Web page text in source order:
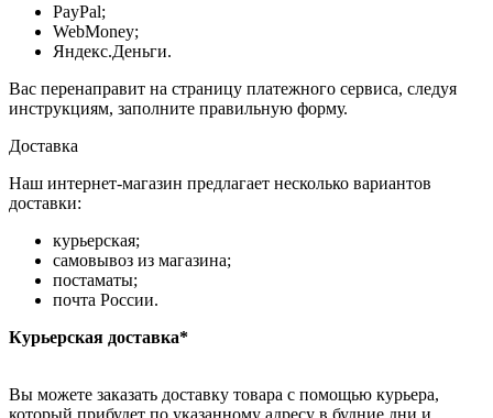
PayPal;
WebMoney;
Яндекс.Деньги.
Вас перенаправит на страницу платежного сервиса, следуя
инструкциям, заполните правильную форму.
Доставка
Наш интернет-магазин предлагает несколько вариантов
доставки:
курьерская;
самовывоз из магазина;
постаматы;
почта России.
Курьерская доставка*
Вы можете заказать доставку товара с помощью курьера,
который прибудет по указанному адресу в будние дни и